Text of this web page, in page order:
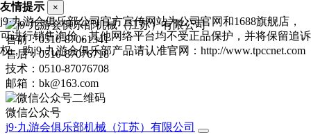
售前：0510-87061341
售后：0510-87076718
技术：0510-87076708
邮箱：bk@163.com
微信公众号
j9·九游会俱乐部机械（江苏）有限公司
友情提示 ×
j9·九游会俱乐部公司官方宣传网站为公司官网和1688旗舰店，
可进行销售询价，其他网络平台均不受正品保护，并将保留追诉
权，购j9·九游会俱乐部产品请认准官网：http://www.tpccnet.com